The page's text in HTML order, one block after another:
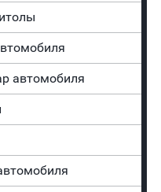
автомобиля